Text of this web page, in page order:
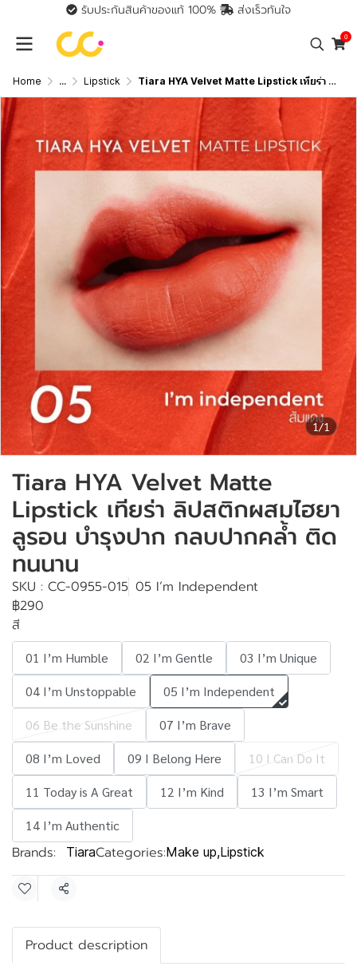
รับประกันสินค้าของแท้ 100% ส่งเร็วทันใจ
0
Home ... Lipstick Tiara HYA Velvet Matte Lipstick เทียร่า ลิปสติกผสมไฮยาลูรอน บำรุงปาก กลบปากคล้ำ ติดทนนาน
1/1
Tiara HYA Velvet Matte
Lipstick เทียร่า ลิปสติกผสมไฮยา
ลูรอน บำรุงปาก กลบปากคล้ำ ติด
ทนนาน
SKU : CC-0955-015 05 I’m Independent
฿290
สี
01 I’m Humble 02 I’m Gentle
03 I’m Unique
04 I’m Unstoppable
05 I’m Independent
06 Be the Sunshine
07 I’m Brave
08 I’m Loved
09 I Belong Here
10 I Can Do It
11 Today is A Great
12 I’m Kind
13 I’m Smart
14 I’m Authentic
Brands: TiaraCategories:Make up,Lipstick
Share
Product description